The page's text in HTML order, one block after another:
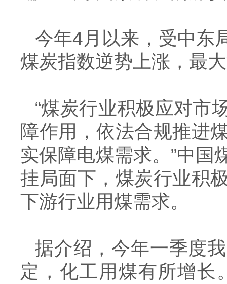
今年4月以来，受中东
煤炭指数逆势上涨，最
“煤炭行业积极应对市
障作用，依法合规推进
实保障电煤需求。”中国
挂局面下，煤炭行业积
下游行业用煤需求。
据介绍，今年一季度
定，化工用煤有所增长